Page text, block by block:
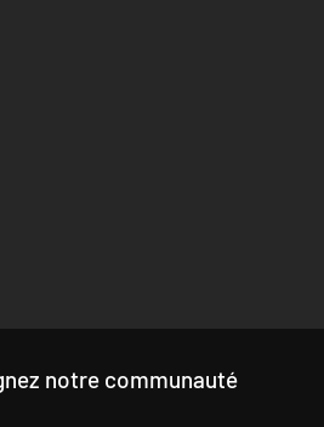
et rassemblez les bâtiments
notre communauté